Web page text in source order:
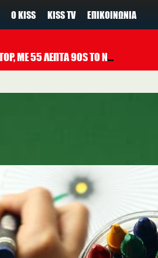
Ο KISS KISS TV ΕΠΙΚΟΙΝΩΝΊΑ
KISS MUSIC NON STOP, ΜΕ 55 ΛΕΠΤΑ 90S TO NOW ΚΑΘΕ ΩΡΑ